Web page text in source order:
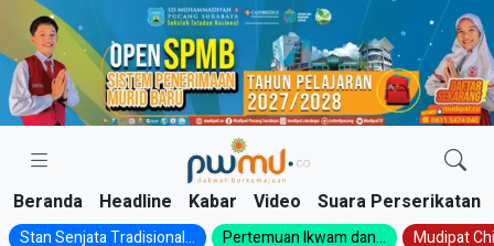
Skip
content
Beranda Headline Kabar Video Suara Perserikatan
Stan Senjata Tradisional... Pertemuan Ikwam dan... Mudipat